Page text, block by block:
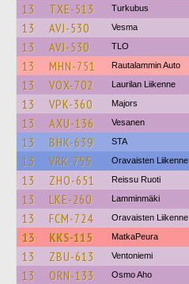
13 TXE-513 Turkubus
13 AVJ-530 Vesma
13 AVJ-530 TLO
13 MHN-751 Rautalammin Auto
13 VOX-702 Laurilan Liikenne
13 VPK-360 Majors
13 AXU-136 Vesanen
13 BHK-639 STA
13 VRK-755 Oravaisten Liikenne
13 ZHO-651 Reissu Ruoti
13 LKE-260 Lamminmäki
13 FCM-724 Oravaisten Liikenne
13 KKS-115 MatkaPeura
13 ZBU-613 Ventoniemi
13 ORN-133 Osmo Aho